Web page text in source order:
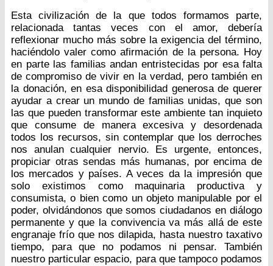
Esta civilización de la que todos formamos parte,
relacionada tantas veces con el amor, debería
reflexionar mucho más sobre la exigencia del término,
haciéndolo valer como afirmación de la persona. Hoy
en parte las familias andan entristecidas por esa falta
de compromiso de vivir en la verdad, pero también en
la donación, en esa disponibilidad generosa de querer
ayudar a crear un mundo de familias unidas, que son
las que pueden transformar este ambiente tan inquieto
que consume de manera excesiva y desordenada
todos los recursos, sin contemplar que los derroches
nos anulan cualquier nervio. Es urgente, entonces,
propiciar otras sendas más humanas, por encima de
los mercados y países. A veces da la impresión que
solo existimos como maquinaria productiva y
consumista, o bien como un objeto manipulable por el
poder, olvidándonos que somos ciudadanos en diálogo
permanente y que la convivencia va más allá de este
engranaje frío que nos dilapida, hasta nuestro taxativo
tiempo, para que no podamos ni pensar. También
nuestro particular espacio, para que tampoco podamos